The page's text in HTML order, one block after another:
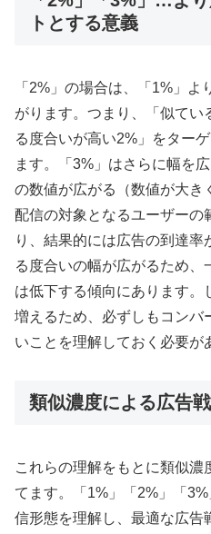
トとする意義
「2%」の場合は、「1%」
がります。つまり、「似てい
る度合いが高い2%」をター
ます。「3%」はさらに幅を
の数値が広がる（数値が大き
配信の対象となるユーザーの
り、結果的には広告の到達
る度合いの幅が広がるため
は低下する傾向にあります
増えるため、必ずしもコンバ
いことを理解しておく必要が
類似濃度による広告
これらの理解をもとに類似
てます。「1%」「2%」「
信形態を理解し、最適な広告